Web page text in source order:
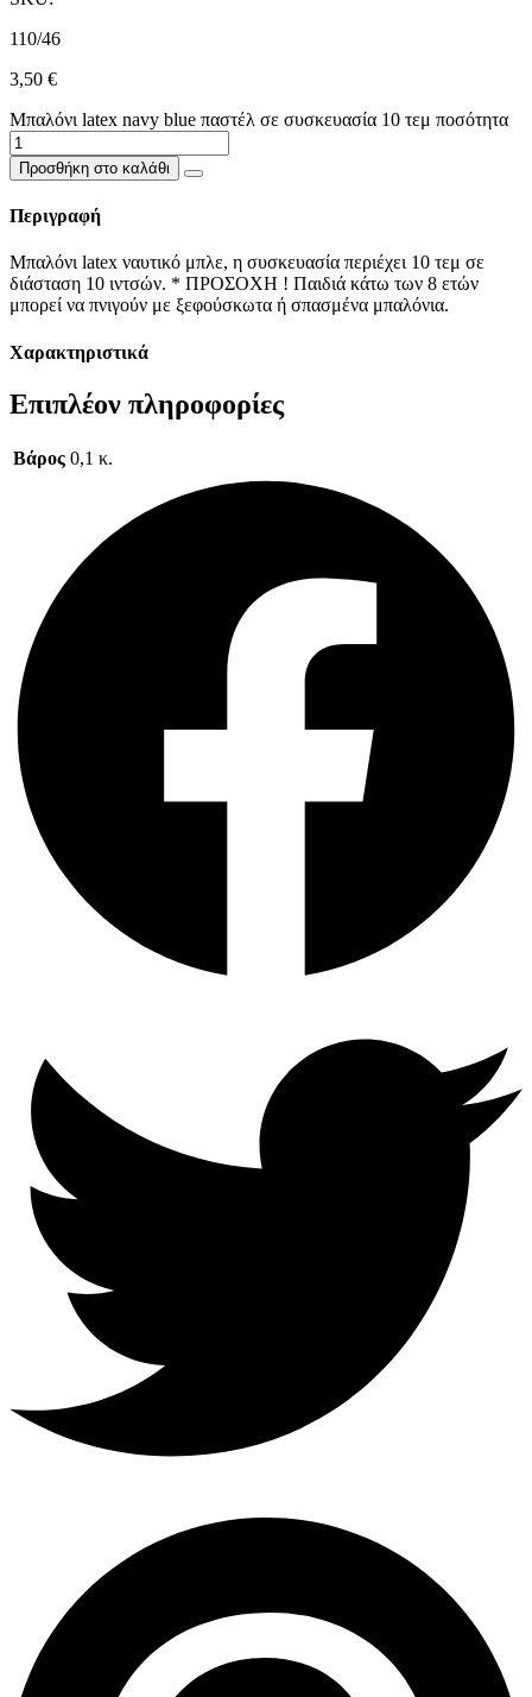
110/46
3,50 €
Μπαλόνι latex navy blue παστέλ σε συσκευασία 10 τεμ ποσότητα
Προσθήκη στο καλάθι
Περιγραφή
Μπαλόνι latex ναυτικό μπλε, η συσκευασία περιέχει 10 τεμ σε
διάσταση 10 ιντσών. * ΠΡΟΣΟΧΗ ! Παιδιά κάτω των 8 ετών
μπορεί να πνιγούν με ξεφούσκωτα ή σπασμένα μπαλόνια.
Χαρακτηριστικά
Επιπλέον πληροφορίες
Βάρος 0,1 κ.